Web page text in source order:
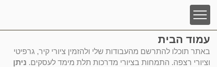
ציורי קיר לעסקים
עמוד הבית
באתר תוכלו להתרשם מהעבודות שלי ולהזמין ציורי קיר, גרפיטי
וציורי רצפה. התמחות בציורי מדרכות תלת מימד לעסקים. ניתן